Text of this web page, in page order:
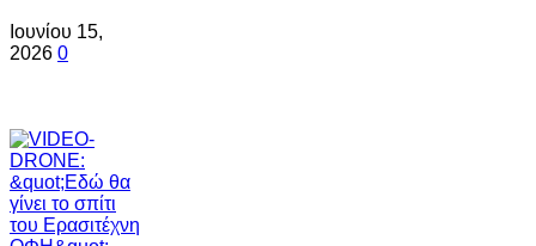
Ιουνίου 15,
2026 0